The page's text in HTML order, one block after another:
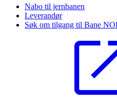
Nabo til jernbanen
Leverandør
Søk om tilgang til Bane